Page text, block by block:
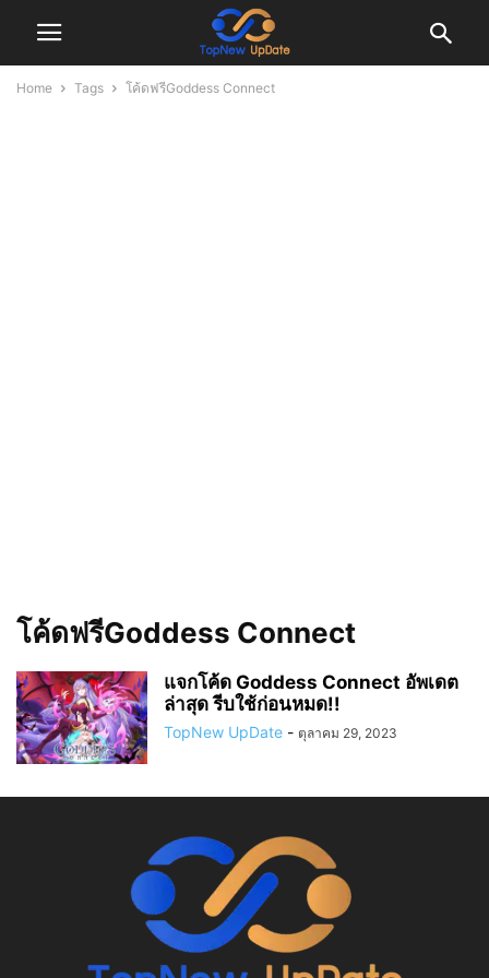
Home Tags โค้ดฟรีGoddess Connect
โค้ดฟรีGoddess Connect
แจกโค้ด Goddess Connect อัพเดต
ล่าสุด รีบใช้ก่อนหมด!!
TopNew UpDate - ตุลาคม 29, 2023